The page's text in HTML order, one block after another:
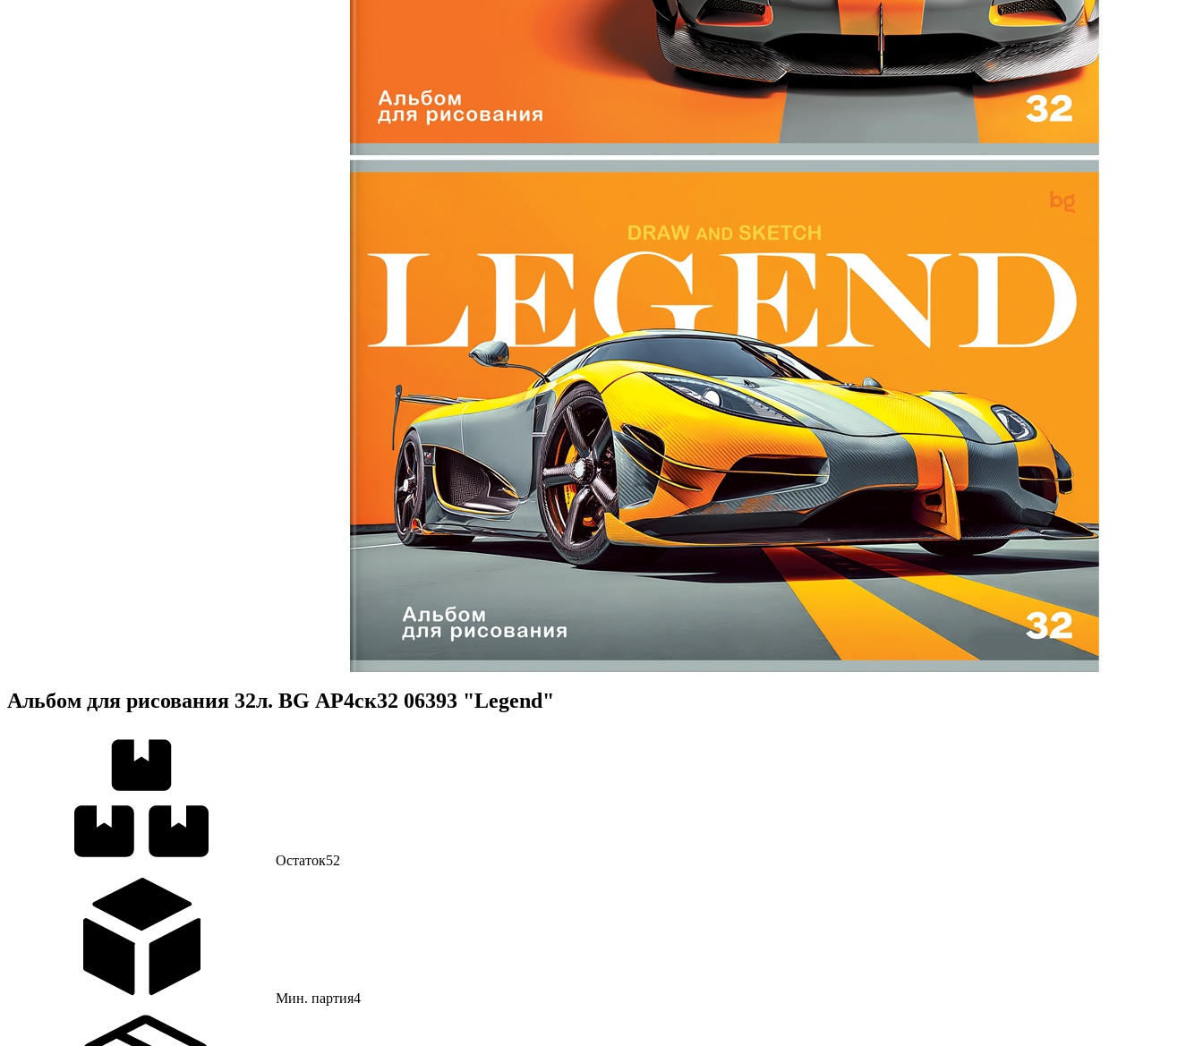
Альбом для рисования 32л. BG АР4ск32 06393 "Legend"
Остаток52
Мин. партия4